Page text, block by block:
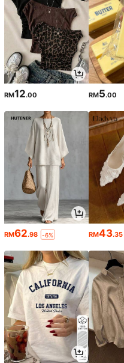
RM12.00 RM5.00
RM62.98 -6% RM43.35